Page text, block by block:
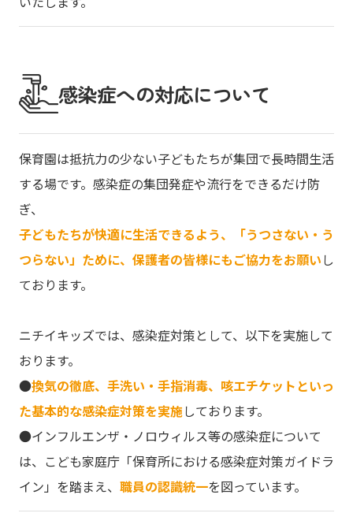
感染症への対応について
保育園は抵抗力の少ない子どもたちが集団で長時間生活
する場です。感染症の集団発症や流行をできるだけ防
ぎ、
子どもたちが快適に生活できるよう、「うつさない・う
つらない」ために、保護者の皆様にもご協力をお願いし
ております。
ニチイキッズでは、感染症対策として、以下を実施して
おります。
●換気の徹底、手洗い・手指消毒、咳エチケットといっ
た基本的な感染症対策を実施しております。
●インフルエンザ・ノロウィルス等の感染症について
は、こども家庭庁「保育所における感染症対策ガイドラ
イン」を踏まえ、 職員の認識統一を図っています。